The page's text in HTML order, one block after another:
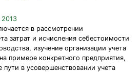
2013
в рассмотрении
затрат и исчисления себестоимости
изучение организации учета
примере конкретного предприятия,
в усовершенствовании учета